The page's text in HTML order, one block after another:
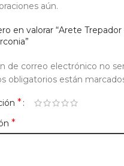
aún.
en valorar “Arete Trepador
de correo electrónico no
obligatorios están
*
*